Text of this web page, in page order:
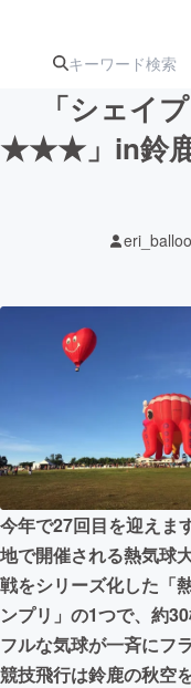
注
映像・映画
ビジネス
まちづくり
CAMPFIRE for
CAMPFIREふ
「シェイ
★★★」in鈴鹿
今年で27回目を迎えま
地で開催される熱気球
戦をシリーズ化した「
ンプリ」の1つで、約
フルな気球が一斉にフ
競技飛行は鈴鹿の秋空